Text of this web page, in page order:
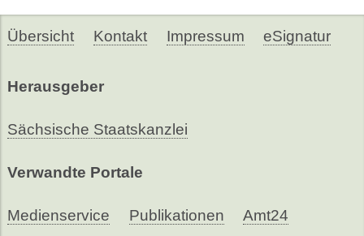
Übersicht Kontakt Impressum eSignatur
Herausgeber
Sächsische Staatskanzlei
Verwandte Portale
Medienservice Publikationen Amt24